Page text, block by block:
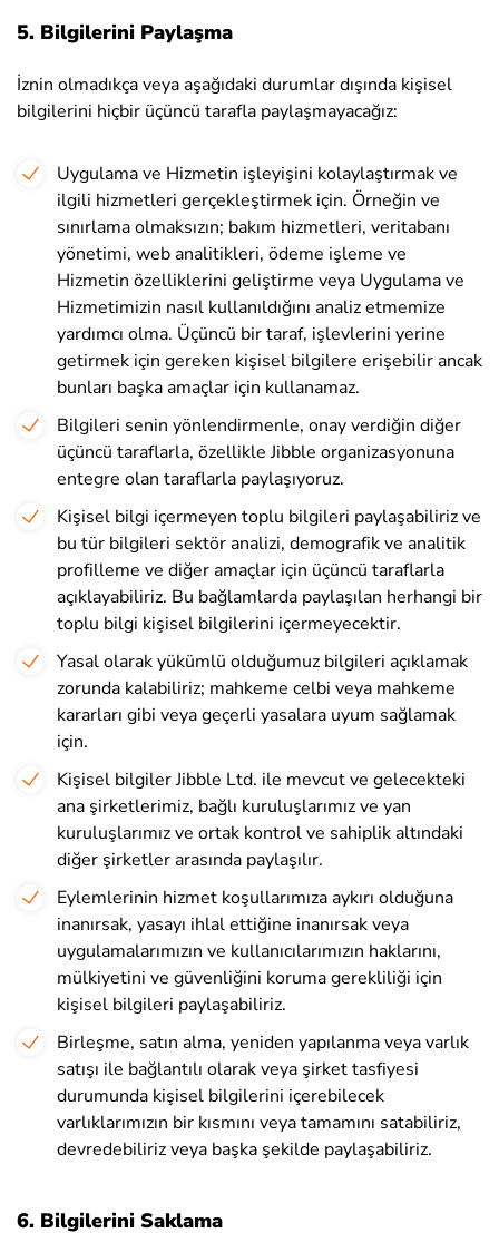
5. Bilgilerini Paylaşma
İznin olmadıkça veya aşağıdaki durumlar dışında kişisel
bilgilerini hiçbir üçüncü tarafla paylaşmayacağız:
Uygulama ve Hizmetin işleyişini kolaylaştırmak ve
ilgili hizmetleri gerçekleştirmek için. Örneğin ve
sınırlama olmaksızın; bakım hizmetleri, veritabanı
yönetimi, web analitikleri, ödeme işleme ve
Hizmetin özelliklerini geliştirme veya Uygulama ve
Hizmetimizin nasıl kullanıldığını analiz etmemize
yardımcı olma. Üçüncü bir taraf, işlevlerini yerine
getirmek için gereken kişisel bilgilere erişebilir ancak
bunları başka amaçlar için kullanamaz.
Bilgileri senin yönlendirmenle, onay verdiğin diğer
üçüncü taraflarla, özellikle Jibble organizasyonuna
entegre olan taraflarla paylaşıyoruz.
Kişisel bilgi içermeyen toplu bilgileri paylaşabiliriz ve
bu tür bilgileri sektör analizi, demografik ve analitik
profilleme ve diğer amaçlar için üçüncü taraflarla
açıklayabiliriz. Bu bağlamlarda paylaşılan herhangi bir
toplu bilgi kişisel bilgilerini içermeyecektir.
Yasal olarak yükümlü olduğumuz bilgileri açıklamak
zorunda kalabiliriz; mahkeme celbi veya mahkeme
kararları gibi veya geçerli yasalara uyum sağlamak
için.
Kişisel bilgiler Jibble Ltd. ile mevcut ve gelecekteki
ana şirketlerimiz, bağlı kuruluşlarımız ve yan
kuruluşlarımız ve ortak kontrol ve sahiplik altındaki
diğer şirketler arasında paylaşılır.
Eylemlerinin hizmet koşullarımıza aykırı olduğuna
inanırsak, yasayı ihlal ettiğine inanırsak veya
uygulamalarımızın ve kullanıcılarımızın haklarını,
mülkiyetini ve güvenliğini koruma gerekliliği için
kişisel bilgileri paylaşabiliriz.
Birleşme, satın alma, yeniden yapılanma veya varlık
satışı ile bağlantılı olarak veya şirket tasfiyesi
durumunda kişisel bilgilerini içerebilecek
varlıklarımızın bir kısmını veya tamamını satabiliriz,
devredebiliriz veya başka şekilde paylaşabiliriz.
6. Bilgilerini Saklama